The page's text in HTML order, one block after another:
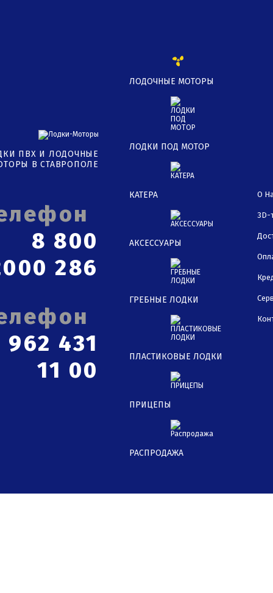
ПВХ И ЛОДОЧНЫЕ
В СТАВРОПОЛЕ
8 800
286
962 431
11 00
ЛОДОЧНЫЕ МОТОРЫ
ЛОДКИ ПОД МОТОР
КАТЕРА
АКСЕССУАРЫ
ГРЕБНЫЕ ЛОДКИ
ПЛАСТИКОВЫЕ ЛОДКИ
ПРИЦЕПЫ
РАСПРОДАЖА
О
3D-